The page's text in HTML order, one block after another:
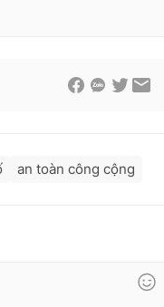
an toàn công cộng